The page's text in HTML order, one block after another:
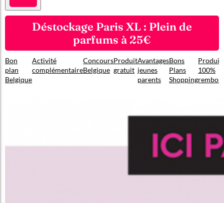
Déstockage Paris XL : Plein de
parfums à 25€
Bon
plan
Belgique
Activité
complémentaire
Concours
Belgique
Produit
gratuit
Avantages
jeunes
parents
Bons
Plans
Shopping
Produit
100%